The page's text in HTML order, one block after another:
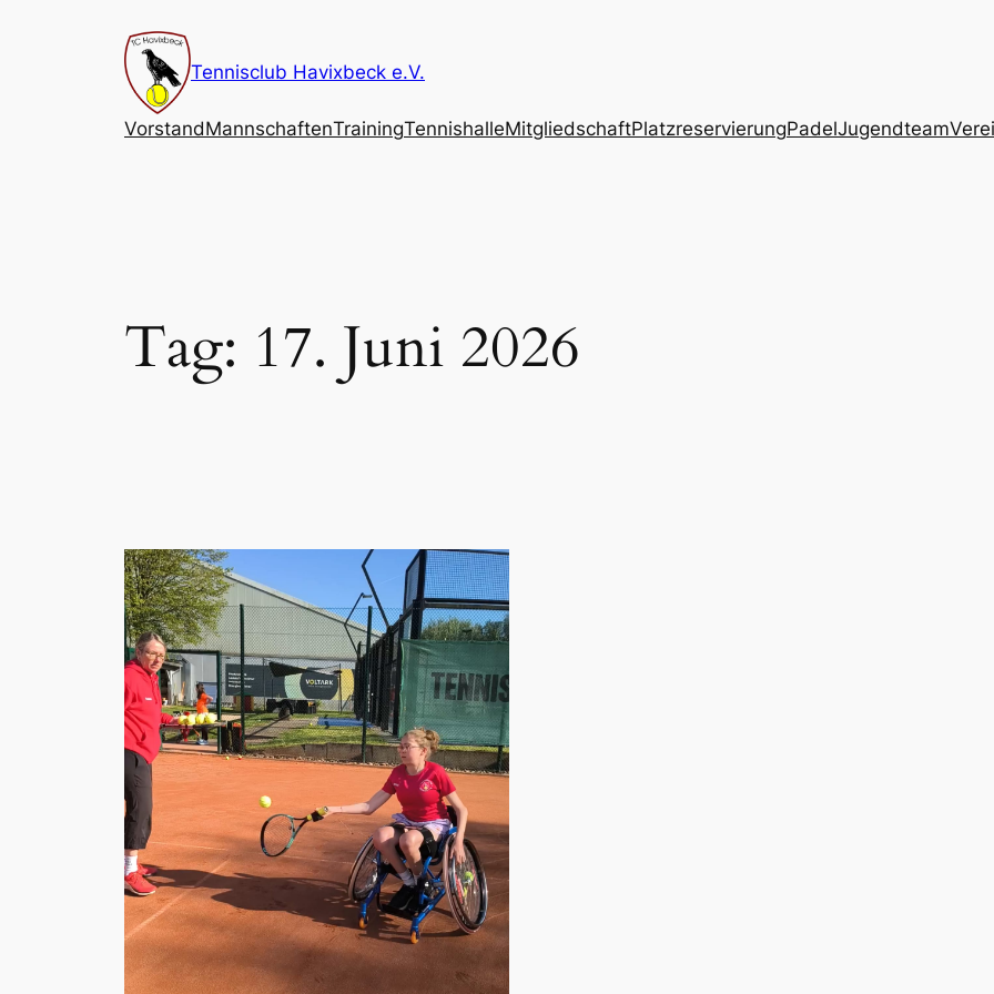
Tennisclub Havixbeck e.V.
VorstandMannschaftenTrainingTennishalleMitgliedschaftPlatzreservierungPadelJugendteam
Tag: 17. Juni 2026